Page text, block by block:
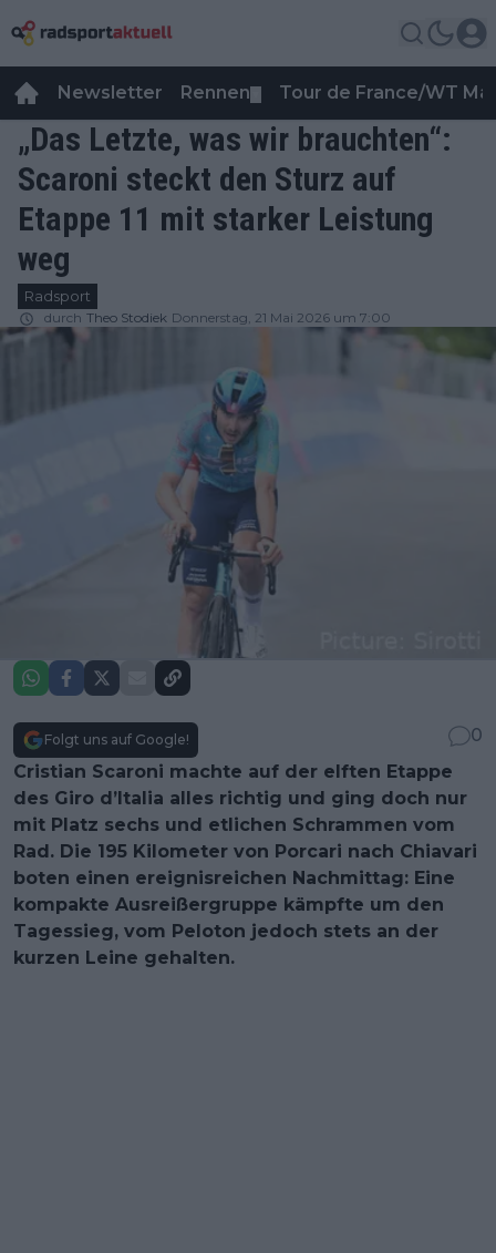
Newsletter Rennen Tour de France/WT
„Das Letzte, was wir brauchten“:
Scaroni steckt den Sturz auf
Etappe 11 mit starker Leistung
weg
Radsport
durch Theo Stodiek Donnerstag, 21 Mai 2026 um 7:00
Folgt uns auf Google!
0
Cristian Scaroni machte auf der elften Etappe
des Giro d’Italia alles richtig und ging doch nur
mit Platz sechs und etlichen Schrammen vom
Rad. Die 195 Kilometer von Porcari nach Chiavari
boten einen ereignisreichen Nachmittag: Eine
kompakte Ausreißergruppe kämpfte um den
Tagessieg, vom Peloton jedoch stets an der
kurzen Leine gehalten.